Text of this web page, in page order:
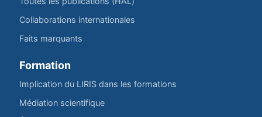
Collaborations internationales
Faits marquants
Formation
Implication du LIRIS dans les formations
Médiation scientifique